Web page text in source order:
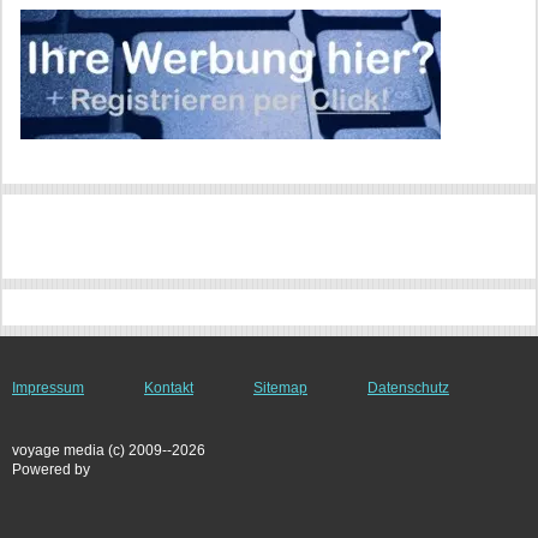
Impressum Kontakt Sitemap Datenschutz
voyage media (c) 2009--2026
Powered by